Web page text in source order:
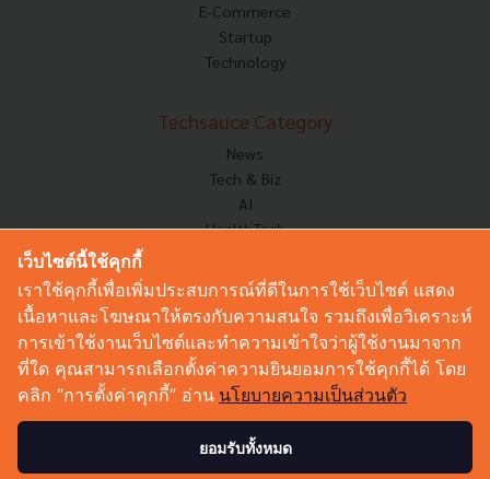
E-Commerce
Startup
Technology
Techsauce Category
News
Tech & Biz
AI
HealthTech
Corp Innov
Saucy Thoughts
Sustainable
Videos
Podcast
เว็บไซต์นี้ใช้คุกกี้
เราใช้คุกกี้เพื่อเพิ่มประสบการณ์ที่ดีในการใช้เว็บไซต์ แสดง
เนื้อหาและโฆษณาให้ตรงกับความสนใจ รวมถึงเพื่อวิเคราะห์
การเข้าใช้งานเว็บไซต์และทำความเข้าใจว่าผู้ใช้งานมาจาก
ที่ใด คุณสามารถเลือกตั้งค่าความยินยอมการใช้คุกกี้ได้ โดย
คลิก “การตั้งค่าคุกกี้” อ่าน นโยบายความเป็นส่วนตัว
ยอมรับทั้งหมด